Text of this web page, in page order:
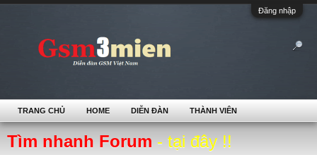
Đăng nhập
Tìm nhanh Forum - tại đây !!
TRANG CHỦ HOME DIỄN ĐÀN THÀNH VIÊN